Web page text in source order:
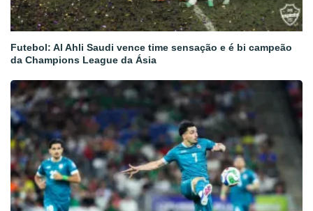
Futebol: Al Ahli Saudi vence time sensação e é bi campeão
da Champions League da Ásia